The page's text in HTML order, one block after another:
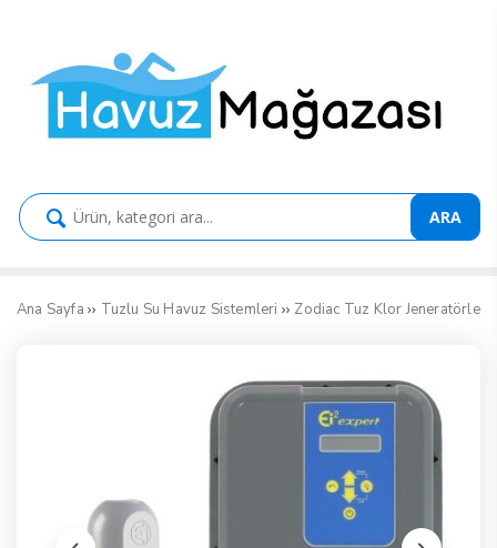
ARA
Ana Sayfa ›› Tuzlu Su Havuz Sistemleri ›› Zodiac Tuz Klor Jeneratörleri